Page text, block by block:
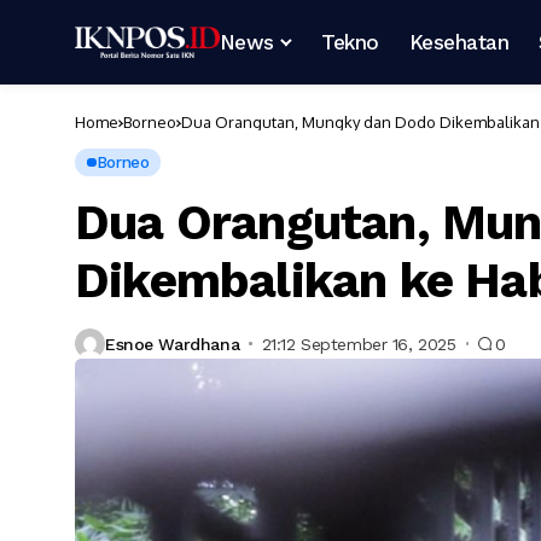
News Tekno Kesehatan
Home Borneo Dua Orangutan, Mungky dan Dodo
Borneo
Dua Orangutan,
Dikembalikan ke
Esnoe Wardhana 21:12 September 16, 2025 0